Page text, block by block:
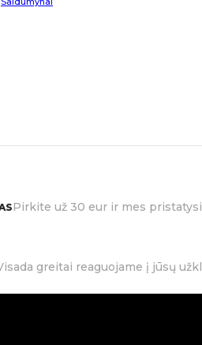
Pirkite už 30 eur ir mes
greitai reaguojame į jūsų